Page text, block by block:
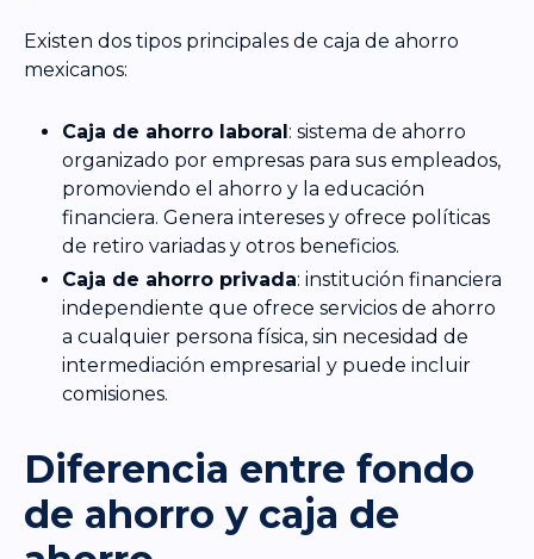
Existen dos tipos principales de caja de ahorro
mexicanos:
Caja de ahorro laboral: sistema de ahorro
organizado por empresas para sus empleados,
promoviendo el ahorro y la educación
financiera. Genera intereses y ofrece políticas
de retiro variadas y otros beneficios.
Caja de ahorro privada: institución financiera
independiente que ofrece servicios de ahorro
a cualquier persona física, sin necesidad de
intermediación empresarial y puede incluir
comisiones.
Diferencia entre fondo
de ahorro y caja de